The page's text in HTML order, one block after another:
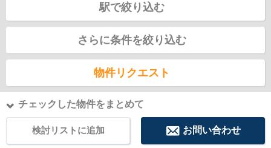
駅で絞り込む
さらに条件を絞り込む
物件リクエスト
チェックした物件をまとめて
検討リストに追加 お問い合わせ